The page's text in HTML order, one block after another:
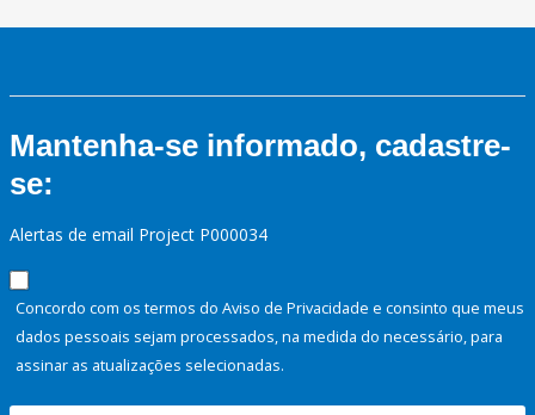
Mantenha-se informado, cadastre-
se:
Alertas de email Project P000034
Concordo com os termos do Aviso de Privacidade e consinto que meus
dados pessoais sejam processados, na medida do necessário, para
assinar as atualizações selecionadas.